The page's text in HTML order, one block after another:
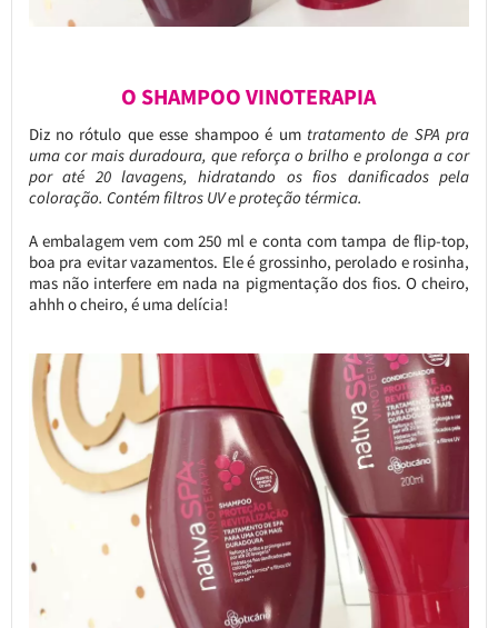
O SHAMPOO VINOTERAPIA
Diz no rótulo que esse shampoo é umtratamento de SPA pra
uma cor mais duradoura, que reforça o brilho e prolonga a cor
por até 20 lavagens, hidratando os fios danificados pela
coloração. Contém filtros UV e proteção térmica.
A embalagem vem com 250 ml e conta com tampa de flip-top,
boa pra evitar vazamentos. Ele é grossinho, perolado e rosinha,
mas não interfere em nada na pigmentação dos fios. O cheiro,
ahhh o cheiro, é uma delícia!